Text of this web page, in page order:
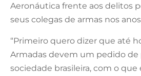
Aeronáutica frente aos delitos
seus colegas de armas nos
“Primeiro quero dizer que até
Armadas devem um pedido de
sociedade brasileira, com o que